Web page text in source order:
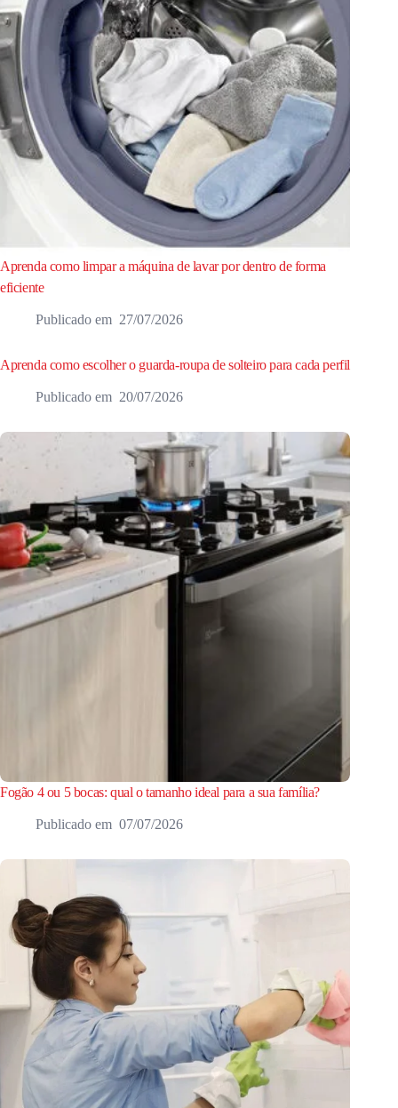
Aprenda como limpar a máquina de lavar por dentro de forma
eficiente
27/07/2026
Aprenda como escolher o guarda-roupa de solteiro para cada perfil
20/07/2026
Fogão 4 ou 5 bocas: qual o tamanho ideal para a sua família?
07/07/2026